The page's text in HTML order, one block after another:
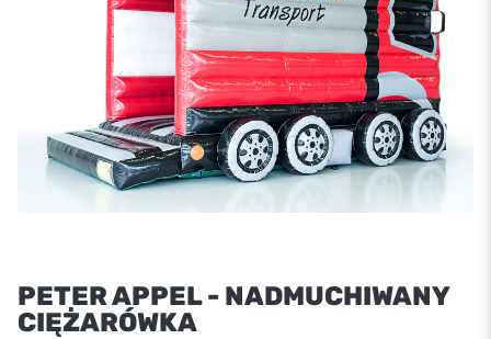
PETER APPEL - NADMUCHIWANY
CIĘŻARÓWKA